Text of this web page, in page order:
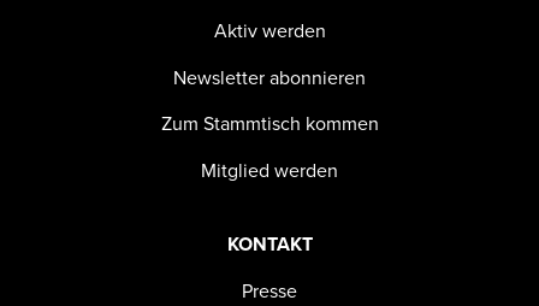
Aktiv werden
Newsletter abonnieren
Zum Stammtisch kommen
Mitglied werden
KONTAKT
Presse